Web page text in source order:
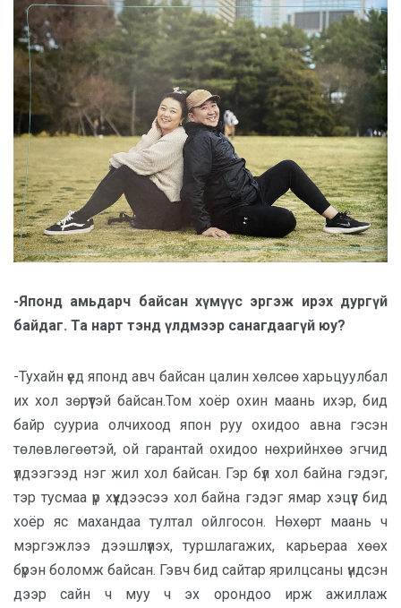
-Японд амьдарч байсан хүмүүс эргэж ирэх дургүй
байдаг. Та нарт тэнд үлдмээр санагдаагүй юу?
-Тухайн үед японд авч байсан цалин хөлсөө харьцуулбал
их хол зөрүүтэй байсан.Том хоёр охин маань ихэр, бид
байр сууриа олчихоод япон руу охидоо авна гэсэн
төлөвлөгөөтэй, ой гарантай охидоо нөхрийнхөө эгчид
үлдээгээд нэг жил хол байсан. Гэр бүл хол байна гэдэг,
тэр тусмаа үр хүүхдээсээ хол байна гэдэг ямар хэцүүг бид
хоёр яс махандаа тултал ойлгосон. Нөхөрт маань ч
мэргэжлээ дээшлүүлэх, туршлагажих, карьераа хөөх
бүрэн боломж байсан. Гэвч бид сайтар ярилцсаны үндсэн
дээр сайн ч муу ч эх орондоо ирж ажиллаж